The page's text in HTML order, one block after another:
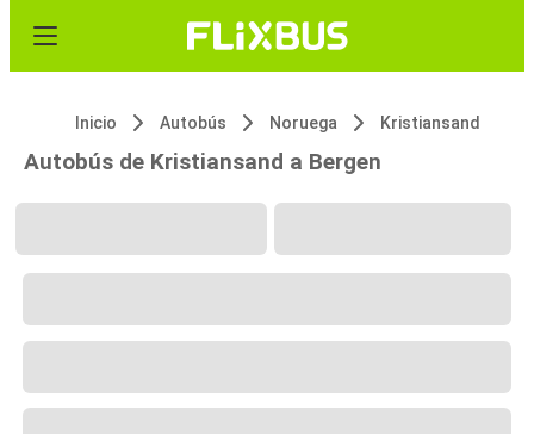
Inicio Autobús Noruega Kristiansand
Autobús de Kristiansand a Bergen